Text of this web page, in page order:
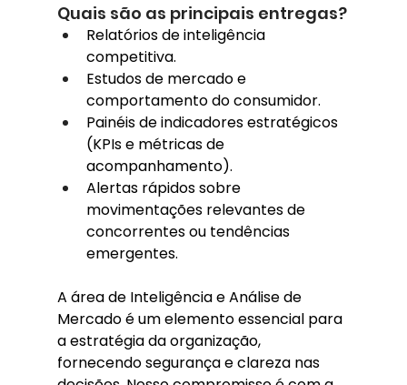
Quais são as principais entregas?
Relatórios de inteligência
competitiva.
Estudos de mercado e
comportamento do consumidor.
Painéis de indicadores estratégicos
(KPIs e métricas de
acompanhamento).
Alertas rápidos sobre
movimentações relevantes de
concorrentes ou tendências
emergentes.
A área de Inteligência e Análise de
Mercado é um elemento essencial para
a estratégia da organização,
fornecendo segurança e clareza nas